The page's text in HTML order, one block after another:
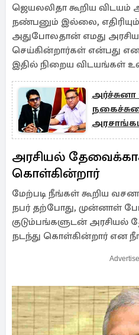
ஜெயலலிதா கூறிய விடயம்
நண்பனும் இல்லை,
அதுபோலதான் எமது
செய்கின்றார்கள் என்பது
இதில் நிறைய விடயங்கள்
விஜித
அரசியல்
கொள்கின்றார்
மேற்படி நீங்கள் கூறிய
நபர் தற்போது, முன்னாள்
குடும்பங்களுடன் அரசியல்
நடந்து கொள்கின்றார் என